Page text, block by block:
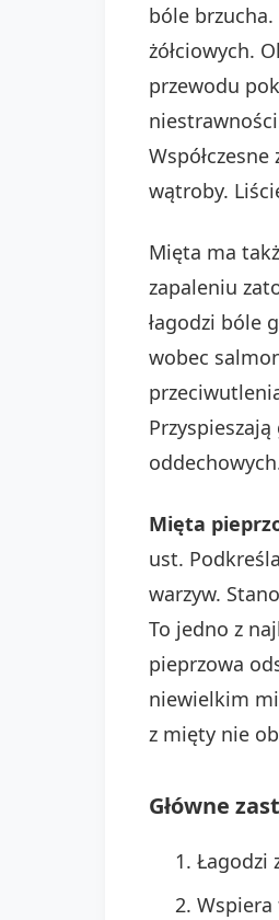
bóle
żółciowych.
przewodu
wątroby.
Mięta ma
zapaleniu
łagodzi bóle
wobec
Mięta
ust.
warzyw.
To jedno z
pieprzowa
niewielkim
z mięty nie
Główne
Łagodzi